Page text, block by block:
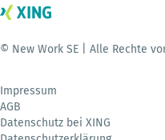
© New Work SE | Alle Rechte
Impressum
AGB
Datenschutz bei XING